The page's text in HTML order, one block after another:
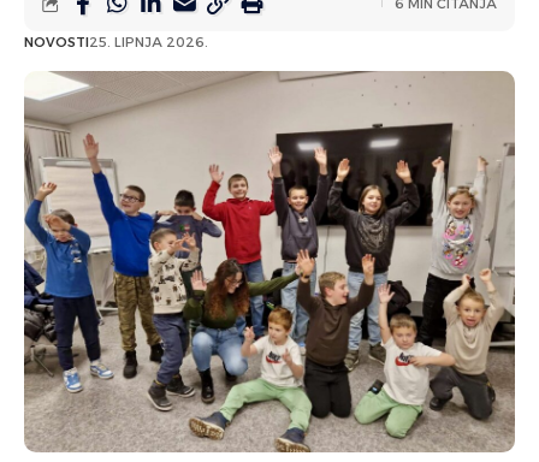
NOVOSTI25. LIPNJA 2026.
6 MIN ČITANJA